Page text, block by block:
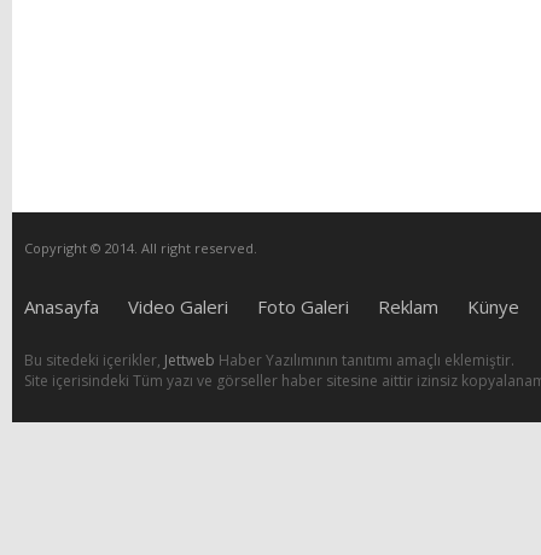
Copyright © 2014. All right reserved.
Anasayfa Video Galeri Foto Galeri Reklam Künye
Bu sitedeki içerikler, Jettweb Haber Yazılımının tanıtımı amaçlı eklemiştir.
Site içerisindeki Tüm yazı ve görseller haber sitesine aittir izinsiz